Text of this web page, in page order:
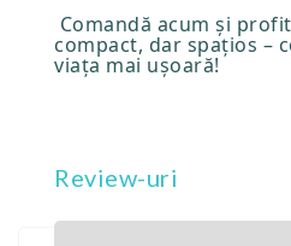
Comandă acum și
compact, dar spațios –
viața mai ușoară!
Review-uri